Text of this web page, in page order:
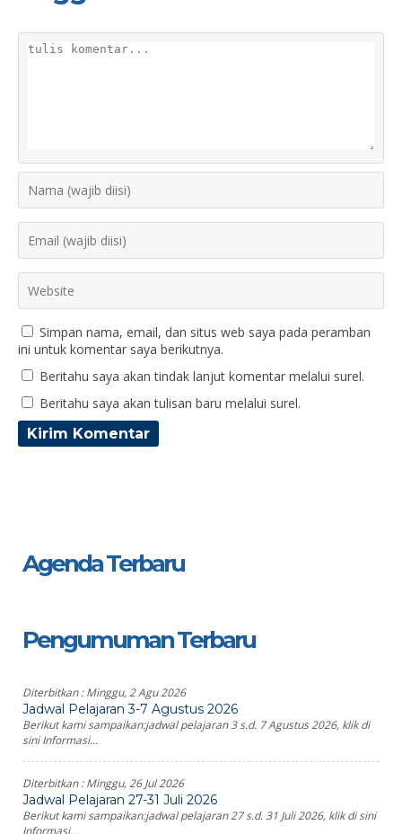
Simpan nama, email, dan situs web saya pada peramban
ini untuk komentar saya berikutnya.
Beritahu saya akan tindak lanjut komentar melalui surel.
Beritahu saya akan tulisan baru melalui surel.
Agenda Terbaru
Pengumuman Terbaru
Diterbitkan :Minggu, 2 Agu 2026
Jadwal Pelajaran 3-7 Agustus 2026
Berikut kami sampaikan:jadwal pelajaran 3 s.d. 7 Agustus 2026, klik di
sini Informasi...
Diterbitkan :Minggu, 26 Jul 2026
Jadwal Pelajaran 27-31 Juli 2026
Berikut kami sampaikan:jadwal pelajaran 27 s.d. 31 Juli 2026, klik di sini
Informasi...